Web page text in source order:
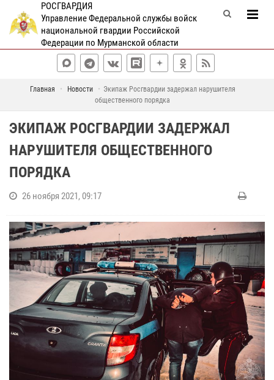
РОСГВАРДИЯ
Управление Федеральной службы войск
национальной гвардии Российской
Федерации по Мурманской области
Главная Новости
Экипаж Росгвардии задержал нарушителя
общественного порядка
ЭКИПАЖ РОСГВАРДИИ ЗАДЕРЖАЛ
НАРУШИТЕЛЯ ОБЩЕСТВЕННОГО
ПОРЯДКА
26 ноября 2021, 09:17